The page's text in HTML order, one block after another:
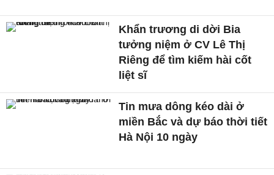
Khẩn trương di dời Bia
tưởng niệm ở CV Lê Thị
Riêng để tìm kiếm hài cốt
liệt sĩ
Tin mưa dông kéo dài ở
miền Bắc và dự báo thời tiết
Hà Nội 10 ngày